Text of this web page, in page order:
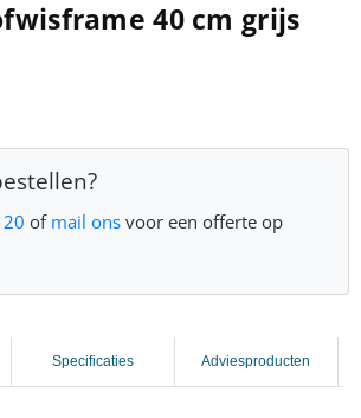
40 cm grijs
of mail ons voor een offerte op
Specificaties Adviesproducten